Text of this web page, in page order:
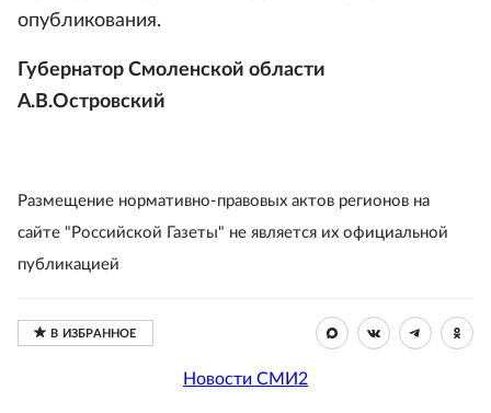
опубликования.
Губернатор Смоленской области
А.В.Островский
Размещение нормативно-правовых актов регионов на
сайте "Российской Газеты" не является их официальной
публикацией
Новости СМИ2